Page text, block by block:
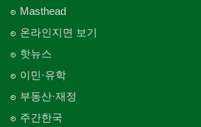
의사-정신과
Cleaning
카펫 청소
Carpet Cleaning
판촉물
gifts for events
Curtain/Carpet
Wall Paper/Paint
가라지/그라지/차고
Garage Door
Skin Care
화장품
Cosmetics
피트니스/헬스
Fitness
산후조리서비스
Newspaper/TV/Radio
한국기업 현지법인/지사
Korean Enterprises In Canada
동창회-대학교
Alumni University
동창회-중·고등학교
Masthead
온라인지면 보기
핫뉴스
이민·유학
부동산·재정
주간한국